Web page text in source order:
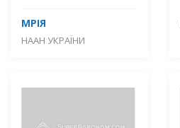
МРІЯ
НААН УКРАЇНИ